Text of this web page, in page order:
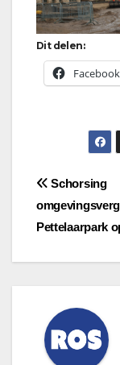
Dit delen:
Facebook
Bericht
Schorsing
Pettelaarpark